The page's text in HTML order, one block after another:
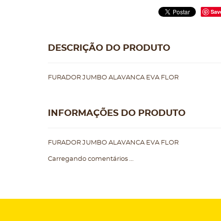
DESCRIÇÃO DO PRODUTO
FURADOR JUMBO ALAVANCA EVA FLOR
INFORMAÇÕES DO PRODUTO
FURADOR JUMBO ALAVANCA EVA FLOR
Carregando comentários ...